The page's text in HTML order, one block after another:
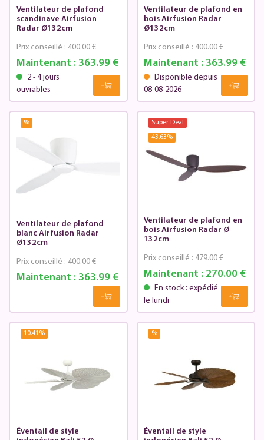
Ventilateur de plafond
scandinave Airfusion
Radar Ø132cm
Maintenant :363.99 €
Prix conseillé : 400.00 €
2 - 4 jours
ouvrables
Ventilateur de plafond en
bois Airfusion Radar
Ø132cm
Maintenant : 363.99 €
Prix conseillé : 400.00 €
Disponible depuis
08-08-2026
%
Ventilateur de plafond
blanc Airfusion Radar
Ø132cm
Maintenant :363.99 €
Prix conseillé : 400.00 €
Super Deal
43.63%
Ventilateur de plafond en
bois Airfusion Radar Ø
132cm
Maintenant : 270.00 €
Prix conseillé : 479.00 €
En stock : expédié
le lundi
10.41 %
Éventail de style
%
Éventail de style